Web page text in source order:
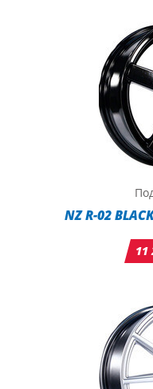
NZ R-02
11